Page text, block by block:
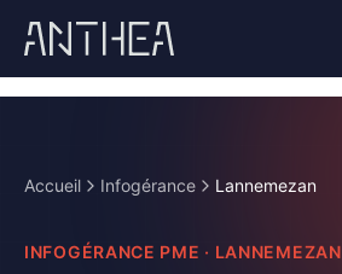
Accueil Infogérance Lannemezan
INFOGÉRANCE PME · LANNEMEZAN